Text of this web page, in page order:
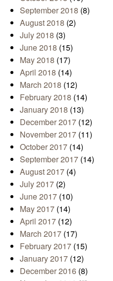
September 2018 (8)
August 2018 (2)
July 2018 (3)
June 2018 (15)
May 2018 (17)
April 2018 (14)
March 2018 (12)
February 2018 (14)
January 2018 (13)
December 2017 (12)
November 2017 (11)
October 2017 (14)
September 2017 (14)
August 2017 (4)
July 2017 (2)
June 2017 (10)
May 2017 (14)
April 2017 (12)
March 2017 (17)
February 2017 (15)
January 2017 (12)
December 2016 (8)